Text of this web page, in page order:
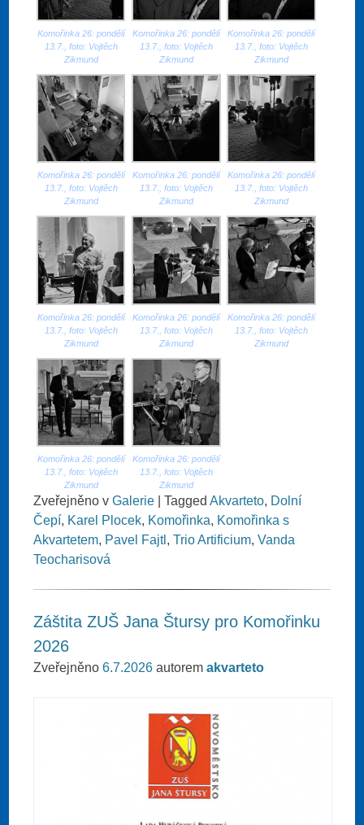
Komořinka 26: pondělí
13.7., foto: Vojtěch
Zikmund
Komořinka 26: pondělí
13.7., foto: Vojtěch
Zikmund
Komořinka 26: pondělí
13.7., foto: Vojtěch
Zikmund
Komořinka 26: pondělí
13.7., foto: Vojtěch
Zikmund
Komořinka 26: pondělí
13.7., foto: Vojtěch
Zikmund
Komořinka 26: pondělí
13.7., foto: Vojtěch
Zikmund
Komořinka 26: pondělí
13.7., foto: Vojtěch
Zikmund
Komořinka 26: pondělí
13.7., foto: Vojtěch
Zikmund
Komořinka 26: pondělí
13.7., foto: Vojtěch
Zikmund
Komořinka 26: pondělí
13.7., foto: Vojtěch
Zikmund
Komořinka 26: pondělí
13.7., foto: Vojtěch
Zikmund
Zveřejněno vGalerie |TaggedAkvarteto, Dolní
Čepí, Karel Plocek, Komořinka, Komořinka s
Akvartetem, Pavel Fajtl ,Trio Artificium,Vanda
Teocharisová
Záštita ZUŠ Jana Štursy pro Komořinku
2026
Zveřejněno6.7.2026 autoremakvarteto